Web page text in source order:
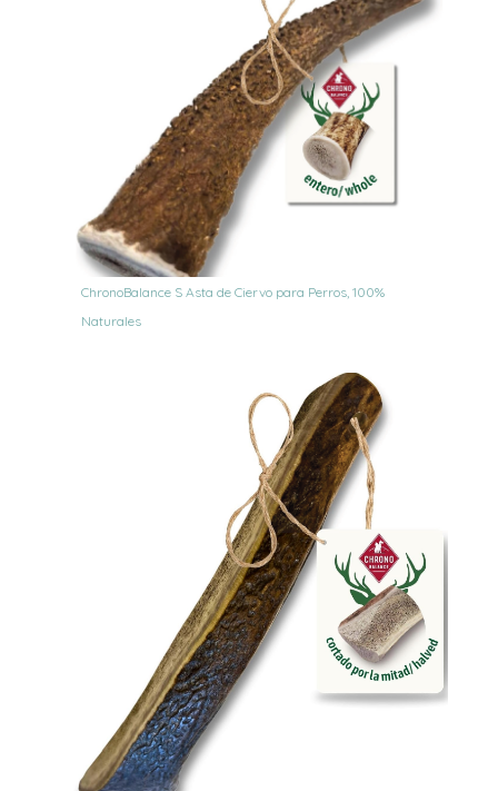
ChronoBalance S Asta de Ciervo para Perros, 100%
Naturales